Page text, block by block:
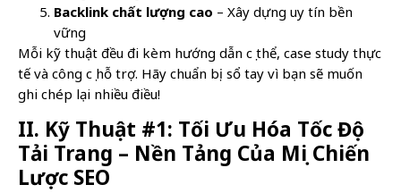
Backlink chất lượng cao – Xây dựng uy tín bền
vững
Mỗi kỹ thuật đều đi kèm hướng dẫn cụ thể, case study thực
tế và công cụ hỗ trợ. Hãy chuẩn bị sổ tay vì bạn sẽ muốn
ghi chép lại nhiều điều!
II. Kỹ Thuật #1: Tối Ưu Hóa Tốc Độ
Tải Trang – Nền Tảng Của Mọi Chiến
Lược SEO